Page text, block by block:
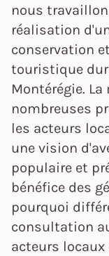
nous
réalisation
conservation
touristique
Montérégie.
nombreuses
les acteurs
une vision
populaire et
bénéfice des
pourquoi
consultation
acteurs